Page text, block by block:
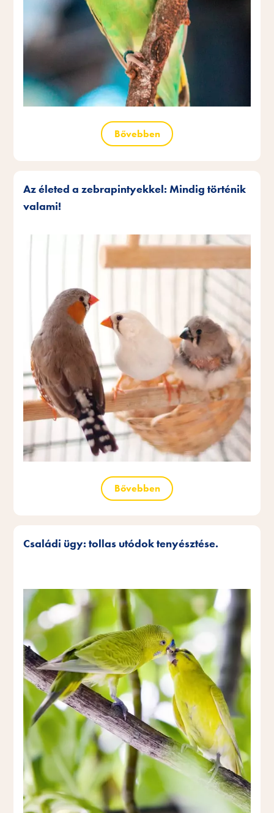
Bővebben
Az életed a zebrapintyekkel: Mindig történik
valami!
Bővebben
Családi ügy: tollas utódok tenyésztése.